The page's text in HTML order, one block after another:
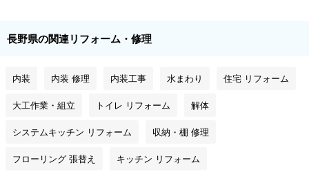
長野県の関連リフォーム・修理
内装 内装 修理 内装工事 水まわり 住宅 リフォーム
大工作業・組立 トイレ リフォーム 解体
システムキッチン リフォーム 収納・棚 修理
フローリング 張替え キッチン リフォーム